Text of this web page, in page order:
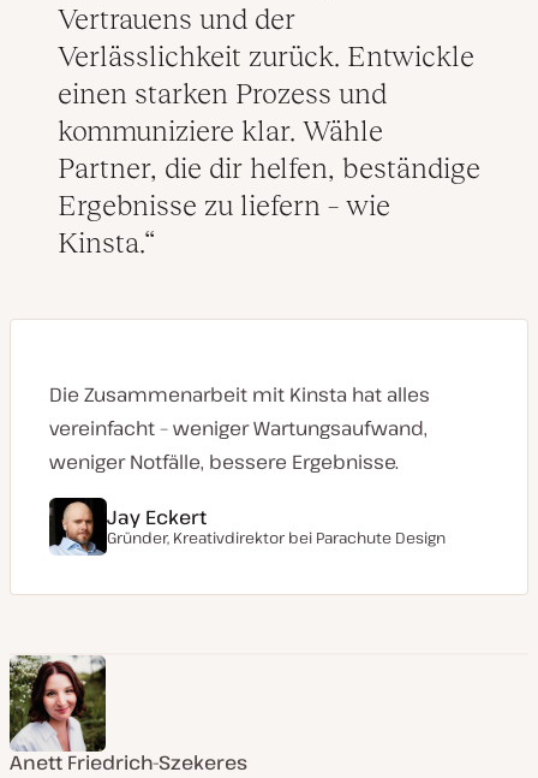
Vertrauens und der
Verlässlichkeit zurück. Entwickle
einen starken Prozess und
kommuniziere klar. Wähle
Partner, die dir helfen, beständige
Ergebnisse zu liefern – wie
Kinsta.
Die Zusammenarbeit mit Kinsta hat alles
vereinfacht – weniger Wartungsaufwand,
weniger Notfälle, bessere Ergebnisse.
Jay Eckert
Gründer, Kreativdirektor bei Parachute Design
Anett Friedrich-Szekeres